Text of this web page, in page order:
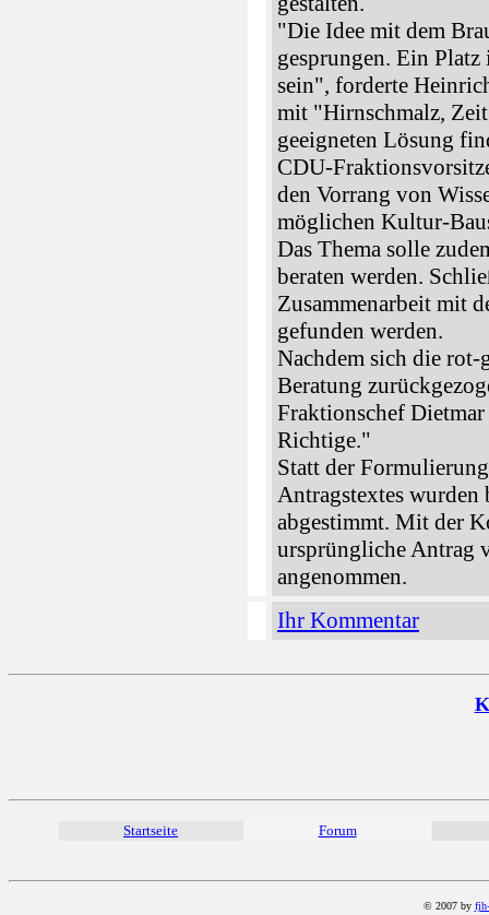
"Die Idee mit dem
gesprungen. Ein
sein", forderte
mit "Hirnschmalz,
geeigneten Lösung
CDU-
den Vorrang von
möglichen Kultur-
Das Thema solle
beraten werden.
Zusammenarbeit mit
gefunden werden.
Nachdem sich die
Beratung
Fraktionschef
Richtige."
Statt der
Antragstextes wurden
abgestimmt. Mit der
ursprüngliche Antrag
angenommen.
Ihr Kommentar
Startseite Forum
© 2007 by